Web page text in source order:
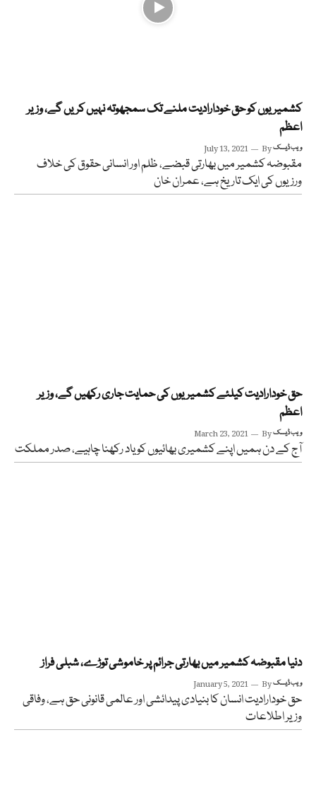
کشمیریوں کو حق خودارادیت ملنے تک سمجھوتہ نہیں کریں گے، وزیر
اعظم
July 13, 2021 Byویب ڈیسک
مقبوضہ کشمیر میں بھارتی قبضے، ظلم اور انسانی حقوق کی خلاف
ورزیوں کی ایک تاریخ ہے، عمران خان
حق خودارادیت کیلئے کشمیریوں کی حمایت جاری رکھیں گے، وزیر
اعظم
March 23, 2021 Byویب ڈیسک
آج کے دن ہمیں اپنے کشمیری بھائیوں کو یاد رکھنا چاہیے، صدر مملکت
دنیا مقبوضہ کشمیر میں بھارتی جرائم پر خاموشی توڑے، شبلی فراز
January 5, 2021 Byویب ڈیسک
حق خودارادیت انسان کا بنیادی پیدائشی اور عالمی قانونی حق ہے، وفاقی
وزیر اطلاعات